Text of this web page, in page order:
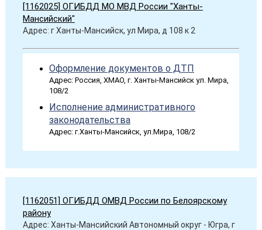
[1162025] ОГИБДД МО МВД России "Ханты-
Мансийский"
Адрес: г Ханты-Мансийск, ул Мира, д 108 к 2
Оформление документов о ДТП
Адрес: Россия, ХМАО, г. Ханты-Мансийск ул. Мира,
108/2
Исполнение административного
законодательства
Адрес: г.Ханты-Мансийск, ул.Мира, 108/2
[1162051] ОГИБДД ОМВД России по Белоярскому
району
Адрес: Ханты-Мансийский Автономный округ - Югра, г